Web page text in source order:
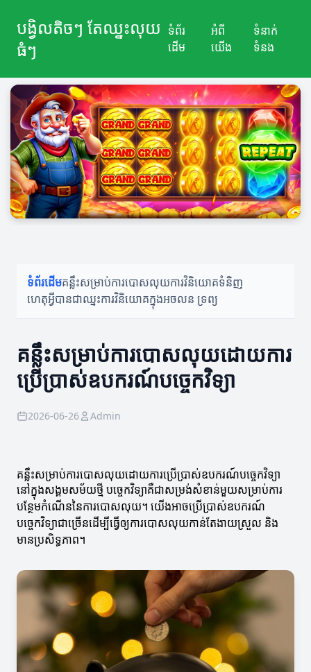
បង្វិលតិចៗ តែឈ្នះលុយ
ធំៗ
ទំព័រ
ដើម
អំពី
យើង
ទំនាក់
ទំនង
ទំព័រដើមគន្លឹះសម្រាប់ការបោសលុយការវិនិយោគទំនិញ
ហេតុអ្វីបានជាឈ្នះការវិនិយោគក្នុងអចលន ទ្រព្យ
គន្លឹះសម្រាប់ការបោសលុយដោយការ
ប្រើប្រាស់ឧបករណ៍បច្ចេកវិទ្យា
2026-06-26 Admin
គន្លឹះសម្រាប់ការបោសលុយដោយការប្រើប្រាស់ឧបករណ៍បច្ចេកវិទ្យា
នៅក្នុងសង្គមសម័យថ្មី បច្ចេកវិទ្យាគឺជាសម្រង់សំខាន់មួយសម្រាប់ការ
បន្ថែមកំណើននៃការបោសលុយ។ យើងអាចប្រើប្រាស់ឧបករណ៍
បច្ចេកវិទ្យាជាច្រើនដើម្បីធ្វើឲ្យការបោសលុយកាន់តែងាយស្រួល និង
មានប្រសិទ្ធភាព។